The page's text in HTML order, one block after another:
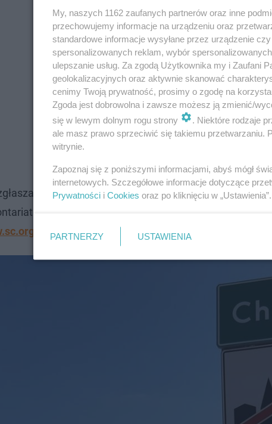
do 1 października. Rozstrzygnięcie tego
Zwycięzcy konkursu będą reprezentować
My, naszych 1162 zaufanych partnerów oraz inne
przechowujemy informacje na urządzeniu oraz
standardowe informacje wysyłane przez urządzenie
spersonalizowanych reklam, wybór
ulepszanie usług. Za zgodą Użytkownika my i Zaufani
geolokalizacyjnych oraz aktywnie skanować
cenimy Twoją prywatność, prosimy o zgodę na
Zgoda jest dobrowolna i zawsze możesz ją zmienić/
się w lewym dolnym rogu strony
. Niektóre rodzaje
ale masz prawo sprzeciwić się takiemu przetwarzaniu.
witrynie.
Zapoznaj się z poniższymi informacjami, abyś mógł
internetowych. Szczegółowe informacje dotyczące
Prywatności i Cookies oraz po kliknięciu w „Ustawienia”.
PARTNERZY USTAWIENIA